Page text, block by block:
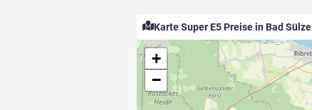
Karte Super E5 Preise in Bad Sülze
+
−